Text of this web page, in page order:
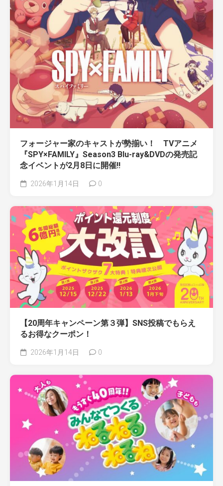
フォージャー家のキャストが勢揃い！ TVアニメ
『SPY×FAMILY』Season3 Blu-ray&DVDの発売記
念イベントが2月8日に開催!!
2026年1月14日 0
【20周年キャンペーン第３弾】SNS投稿でもらえ
るお得なクーポン！
2026年1月14日 0